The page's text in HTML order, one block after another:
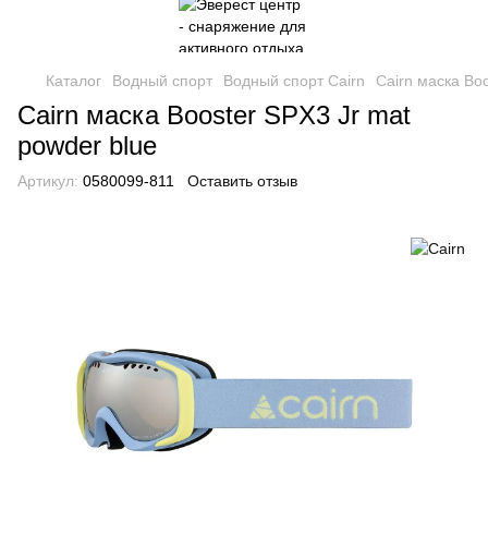
Каталог Водный спорт Водный спорт Cairn Cairn маска
Cairn маска Booster SPX3 Jr mat
powder blue
Артикул: 0580099-811 Оставить отзыв